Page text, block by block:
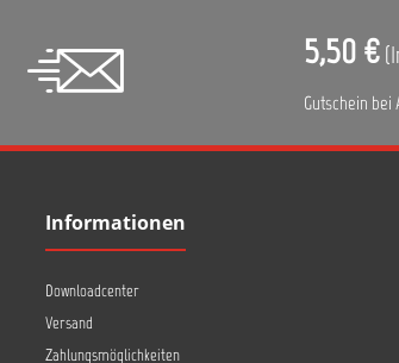
5,50 €
Gutschein bei
Informationen
Downloadcenter
Versand
Zahlungsmöglichkeiten